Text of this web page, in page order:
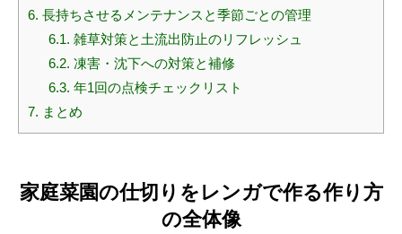
6. 長持ちさせるメンテナンスと季節ごとの管理
6.1. 雑草対策と土流出防止のリフレッシュ
6.2. 凍害・沈下への対策と補修
6.3. 年1回の点検チェックリスト
7. まとめ
家庭菜園の仕切りをレンガで作る作り方
の全体像